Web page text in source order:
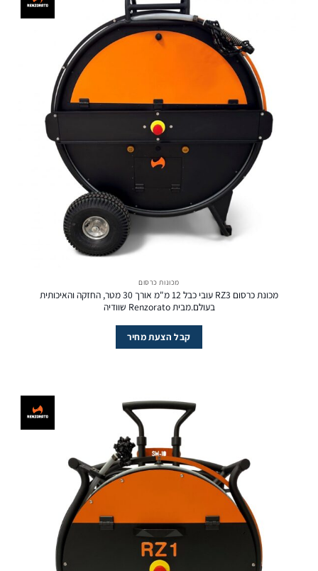
מכונות כרסום
מכונת כרסום RZ3 עובי כבל 12 מ"מ אורך 30 מטר, החזקה והאיכותית
בעולם.מבית Renzorato שוודיה
קבל הצעת מחיר